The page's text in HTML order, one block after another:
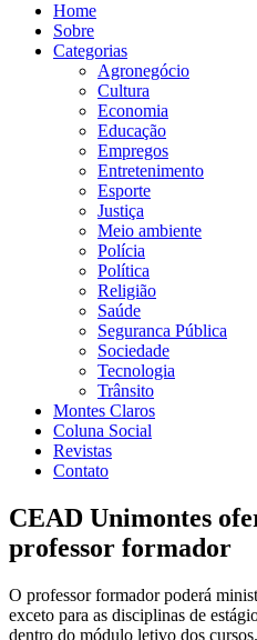
Home
Sobre
Categorias
Agronegócio
Cultura
Economia
Educação
Empregos
Entretenimento
Esporte
Justiça
Meio ambiente
Polícia
Política
Religião
Saúde
Seguranca Pública
Sociedade
Tecnologia
Trânsito
Montes Claros
Coluna Social
Revistas
Contato
CEAD Unimontes
professor formador
O professor formador poderá
exceto para as disciplinas de
dentro do módulo letivo dos cursos.